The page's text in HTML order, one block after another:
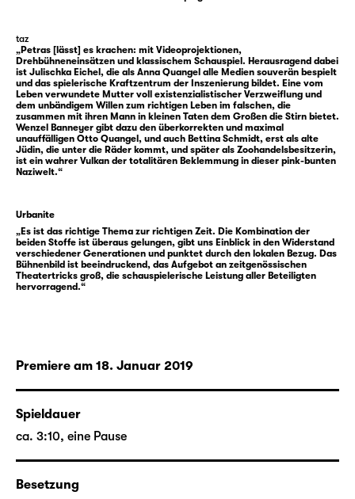
taz
„Petras [lässt] es krachen: mit Videoprojektionen,
Drehbühneneinsätzen und klassischem Schauspiel. Herausragend dabei
ist Julischka Eichel, die als Anna Quangel alle Medien souverän bespielt
und das spielerische Kraftzentrum der Inszenierung bildet. Eine vom
Leben verwundete Mutter voll existenzialistischer Verzweiflung und
dem unbändigem Willen zum richtigen Leben im falschen, die
zusammen mit ihren Mann in kleinen Taten dem Großen die Stirn bietet.
Wenzel Banneyer gibt dazu den überkorrekten und maximal
unauffälligen Otto Quangel, und auch Bettina Schmidt, erst als alte
Jüdin, die unter die Räder kommt, und später als Zoohandelsbesitzerin,
ist ein wahrer Vulkan der totalitären Beklemmung in dieser pink-bunten
Naziwelt.“
Urbanite
„Es ist das richtige Thema zur richtigen Zeit. Die Kombination der
beiden Stoffe ist überaus gelungen, gibt uns Einblick in den Widerstand
verschiedener Generationen und punktet durch den lokalen Bezug. Das
Bühnenbild ist beeindruckend, das Aufgebot an zeitgenössischen
Theatertricks groß, die schauspielerische Leistung aller Beteiligten
hervorragend.“
Premiere am 18. Januar 2019
Spieldauer
ca. 3:10, eine Pause
Besetzung